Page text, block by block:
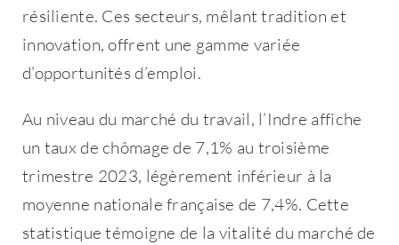
résiliente. Ces secteurs, mêlant tradition et
innovation, offrent une gamme variée
d’opportunités d’emploi.
Au niveau du marché du travail, l’Indre affiche
un taux de chômage de 7,1% au troisième
trimestre 2023, légèrement inférieur à la
moyenne nationale française de 7,4%. Cette
statistique témoigne de la vitalité du marché de